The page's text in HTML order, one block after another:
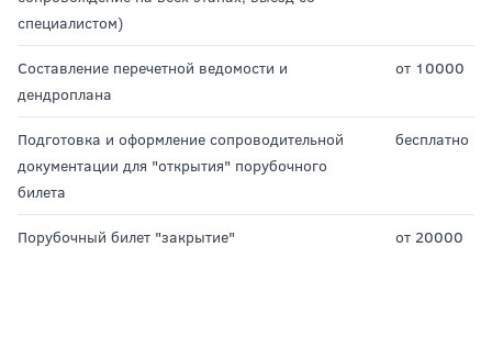
специалистом)
Составление перечетной ведомости и
дендроплана
от 10000
Подготовка и оформление сопроводительной
документации для "открытия" порубочного
билета
бесплатно
Порубочный билет "закрытие" от 20000